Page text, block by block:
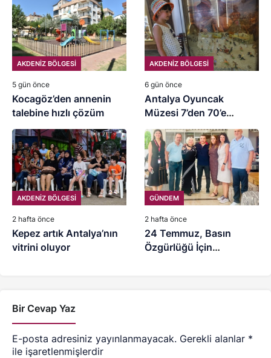
AKDENİZ BÖLGESİ
5 gün önce
Kocagöz’den annenin
talebine hızlı çözüm
AKDENİZ BÖLGESİ
6 gün önce
Antalya Oyuncak
Müzesi 7’den 70’e
ziyaretçilerini ağırlıyor
AKDENİZ BÖLGESİ
2 hafta önce
Kepez artık Antalya’nın
vitrini oluyor
GÜNDEM
2 hafta önce
24 Temmuz, Basın
Özgürlüğü İçin
Bir Cevap Yaz
E-posta adresiniz yayınlanmayacak. Gerekli alanlar *
ile işaretlenmişlerdir